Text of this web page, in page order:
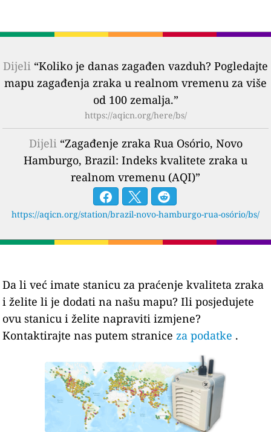
Dijeli “Koliko je danas zagađen vazduh? Pogledajte
mapu zagađenja zraka u realnom vremenu za više
od 100 zemalja.”
https://aqicn.org/here/bs/
Dijeli “Zagađenje zraka Rua Osório, Novo
Hamburgo, Brazil: Indeks kvalitete zraka u
realnom vremenu (AQI)”
https://aqicn.org/station/brazil-novo-hamburgo-rua-osório/bs/
Da li već imate stanicu za praćenje kvaliteta zraka
i želite li je dodati na našu mapu? Ili posjedujete
ovu stanicu i želite napraviti izmjene?
Kontaktirajte nas putem stranice za podatke .